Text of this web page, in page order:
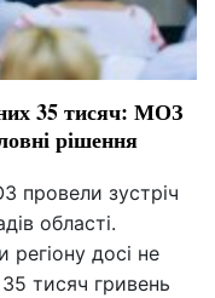
35 тисяч: МОЗ
рішення
провели зустріч
області.
досі не
тисяч гривень